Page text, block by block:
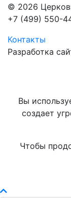
© 2026
+7 (499) 550-
Контакты
Разработка
Вы
создает
Чтобы